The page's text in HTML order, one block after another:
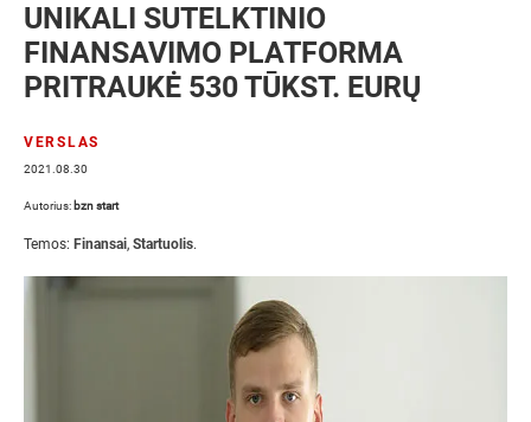
UNIKALI SUTELKTINIO
FINANSAVIMO PLATFORMA
PRITRAUKĖ 530 TŪKST. EURŲ
VERSLAS
2021.08.30
Autorius: bzn start
Temos: Finansai, Startuolis.